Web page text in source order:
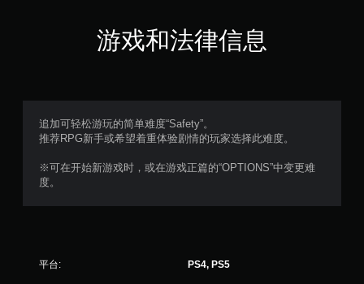
，
游戏和法律信息
追加可轻松游玩的简单难度“Safety”。
推荐RPG新手或希望着重体验剧情的玩家选择此难度。
※可在开始新游戏时，或在游戏正篇的“OPTIONS”中变更难
度。
平台: PS4, PS5